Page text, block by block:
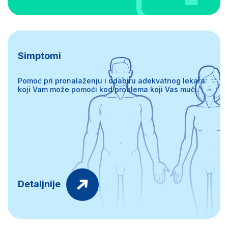
Simptomi
Pomoć pri pronalaženju i odabiru adekvatnog lekara
koji Vam može pomoći kod problema koji Vas muči.
Detaljnije